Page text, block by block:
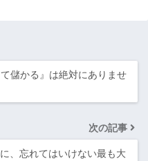
儲かる』は絶対にありませ
次の記事
、忘れてはいけない最も大